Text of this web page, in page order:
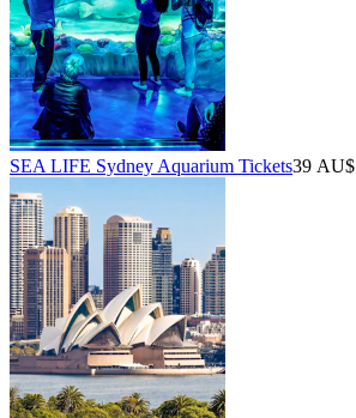
SEA LIFE Sydney Aquarium Tickets39 AU$